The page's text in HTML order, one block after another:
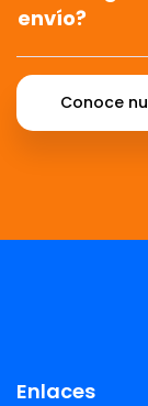
envío?
Conoce
Enlaces